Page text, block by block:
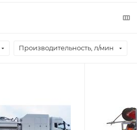
Производительность, л/мин